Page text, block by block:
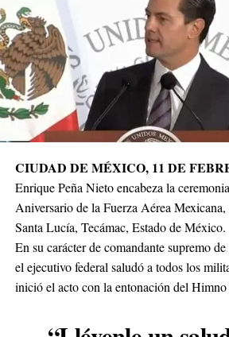
CIUDAD DE MÉXICO, 11 DE
Enrique Peña Nieto encabeza la
Aniversario de la Fuerza Aérea
Santa Lucía, Tecámac, Estado de México.
En su carácter de comandante supremo
el ejecutivo federal saludó a todos los
inició el acto con la entonación del